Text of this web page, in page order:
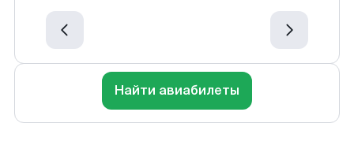
Найти авиабилеты